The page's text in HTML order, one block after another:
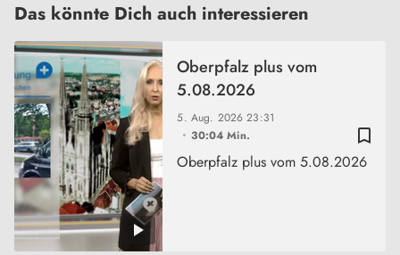
Das könnte Dich auch interessieren
bookmark_border
5. Aug. 202623:31
30:04 Min.
Oberpfalz plus vom
5.08.2026
Oberpfalz plus vom 5.08.2026